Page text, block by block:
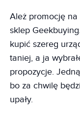
Ależ promocję na
sklep
kupić szereg
taniej, a ja
propozycje.
bo za chwilę
upały.